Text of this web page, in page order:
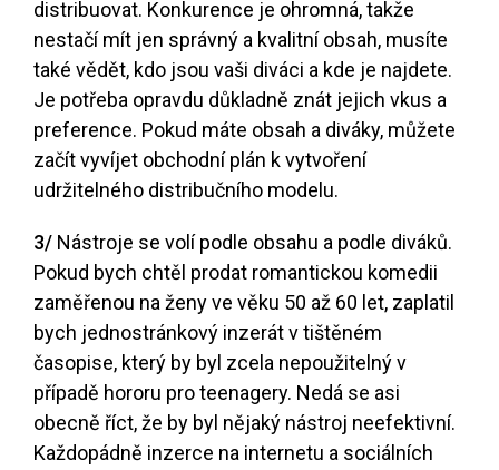
distribuovat. Konkurence je ohromná, takže
nestačí mít jen správný a kvalitní obsah, musíte
také vědět, kdo jsou vaši diváci a kde je najdete.
Je potřeba opravdu důkladně znát jejich vkus a
preference. Pokud máte obsah a diváky, můžete
začít vyvíjet obchodní plán k vytvoření
udržitelného distribučního modelu.
3/ Nástroje se volí podle obsahu a podle diváků.
Pokud bych chtěl prodat romantickou komedii
zaměřenou na ženy ve věku 50 až 60 let, zaplatil
bych jednostránkový inzerát v tištěném
časopise, který by byl zcela nepoužitelný v
případě hororu pro teenagery. Nedá se asi
obecně říct, že by byl nějaký nástroj neefektivní.
Každopádně inzerce na internetu a sociálních